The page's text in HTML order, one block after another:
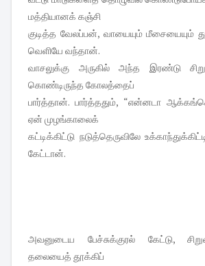
மத்தியானக் கஞ்சி
குடித்த வேலப்பன், வாயையும் மீசையையும்
வெளியே வந்தான்.
வாசலுக்கு அருகில் அந்த இரண்டு
கொண்டிருந்த கோலத்தைப்
பார்த்தான். பார்த்ததும், “என்னடா
ஏன் முழங்காலைக்
கட்டிக்கிட்டு நடுத்தெருவிலே
கேட்டான்.
அவனுடைய பேச்சுக்குரல் கேட்டு,
தலையைத் தூக்கிப்